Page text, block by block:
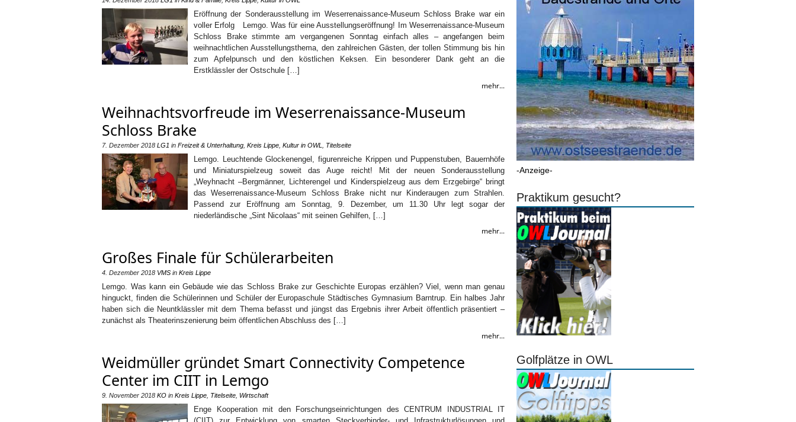
Eröffnung der Sonderausstellung im Weserrenaissance-Museum Schloss Brake war ein
voller Erfolg Lemgo. Was für eine Ausstellungseröffnung! Im Weserrenaissance-Museum
Schloss Brake stimmte am vergangenen Sonntag einfach alles – angefangen beim
weihnachtlichen Ausstellungsthema, den zahlreichen Gästen, der tollen Stimmung bis hin
zum Apfelpunsch und den köstlichen Keksen. Ein besonderer Dank geht an die
Erstklässler der Ostschule […]
mehr...
Weihnachtsvorfreude im Weserrenaissance-Museum
Schloss Brake
7. Dezember 2018 LG1 in Freizeit & Unterhaltung Kreis Lippe Kultur in OWL Titelseite
Lemgo. Leuchtende Glockenengel, figurenreiche Krippen und Puppenstuben, Bauernhöfe
und Miniaturspielzeug soweit das Auge reicht! Mit der neuen Sonderausstellung
„Weyhnacht –Bergmänner, Lichterengel und Kinderspielzeug aus dem Erzgebirge“ bringt
das Weserrenaissance-Museum Schloss Brake nicht nur Kinderaugen zum Strahlen.
Passend zur Eröffnung am Sonntag, 9. Dezember, um 11.30 Uhr legt sogar der
niederländische „Sint Nicolaas“ mit seinen Gehilfen, […]
mehr...
Großes Finale für Schülerarbeiten
4. Dezember 2018 VMS in Kreis Lippe
Lemgo. Was kann ein Gebäude wie das Schloss Brake zur Geschichte Europas erzählen? Viel, wenn man genau
hinguckt, finden die Schülerinnen und Schüler der Europaschule Städtisches Gymnasium Barntrup. Ein halbes Jahr
haben sich die Neuntklässler mit dem Thema befasst und jüngst das Ergebnis ihrer Arbeit öffentlich präsentiert –
zunächst als Theaterinszenierung beim öffentlichen Abschluss des […]
mehr...
Weidmüller gründet Smart Connectivity Competence
Center im CIIT in Lemgo
9. November 2018 KO in Kreis Lippe Titelseite Wirtschaft
Enge Kooperation mit den Forschungseinrichtungen des CENTRUM INDUSTRIAL IT
-Anzeige-
Praktikum gesucht?
Golfplätze in OWL